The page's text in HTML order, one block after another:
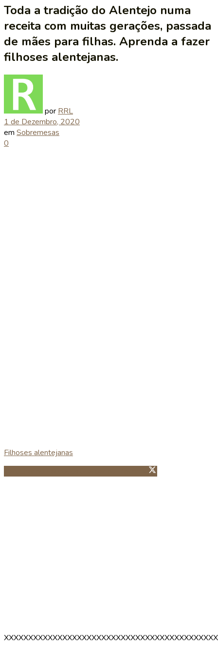
Toda a tradição do Alentejo numa
receita com muitas gerações, passada
de mães para filhas. Aprenda a fazer
filhoses alentejanas.
por RRL
1 de Dezembro, 2020
em Sobremesas
0
Filhoses alentejanas
Guardar no Pinterest